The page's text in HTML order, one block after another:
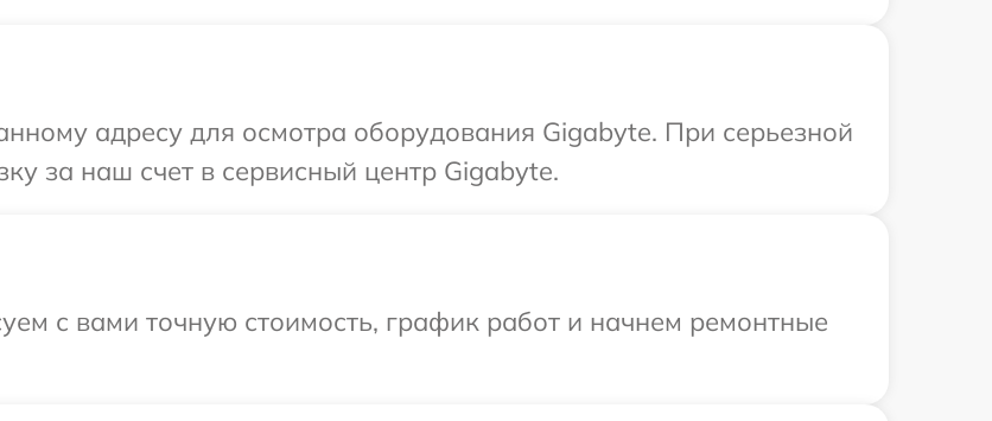
адресу для осмотра оборудования Gigabyte. При серьезной
за наш счет в сервисный центр Gigabyte.
с вами точную стоимость, график работ и начнем ремонтные